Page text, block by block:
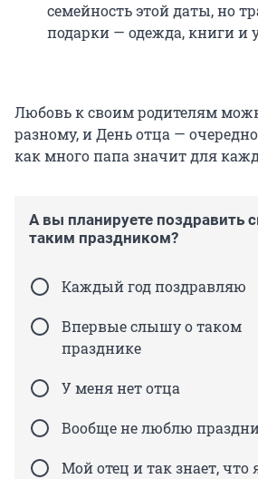
семейность этой даты, но
подарки — одежда, книги и
Любовь к своим родителям
разному, и День отца —
как много папа значит для
А вы планируете поздравить
таким праздником?
Каждый год поздравляю
Впервые слышу о таком
празднике
У меня нет отца
Вообще не люблю
Мой отец и так знает, что